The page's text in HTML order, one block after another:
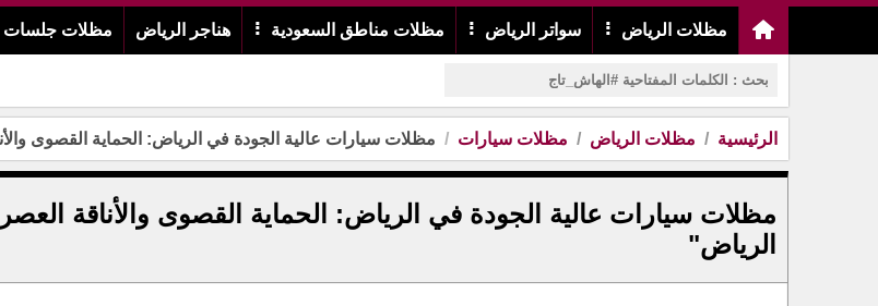
مظلات الرياض سواتر الرياض مظلات مناطق السعودية هناجر الرياض مظلات جلسات
الرئيسية مظلات الرياض مظلات سيارات مظلات سيارات عالية الجودة في الرياض: الحماية القصوى
مظلات سيارات عالية الجودة في الرياض: الحماية القصوى والأناقة
الرياض"